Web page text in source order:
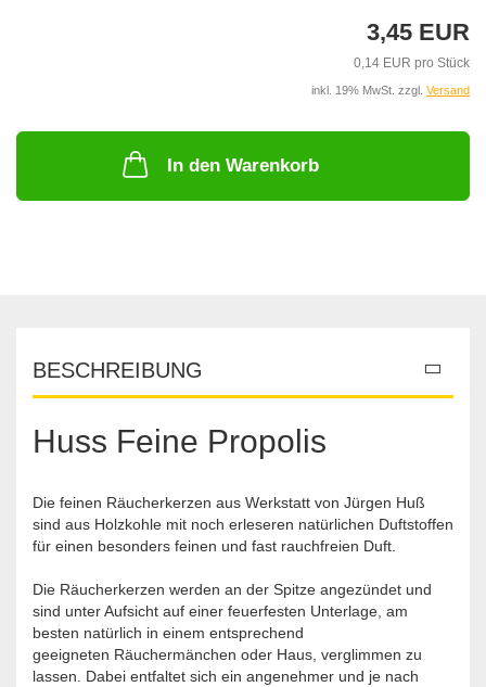
3,45 EUR
0,14 EUR pro Stück
inkl. 19% MwSt. zzgl. Versand
In den Warenkorb
BESCHREIBUNG
Huss Feine Propolis
Die feinen Räucherkerzen aus Werkstatt von Jürgen Huß
sind aus Holzkohle mit noch erleseren natürlichen Duftstoffen
für einen besonders feinen und fast rauchfreien Duft.
Die Räucherkerzen werden an der Spitze angezündet und
sind unter Aufsicht auf einer feuerfesten Unterlage, am
besten natürlich in einem entsprechend
geeigneten Räuchermänchen oder Haus, verglimmen zu
lassen. Dabei entfaltet sich ein angenehmer und je nach